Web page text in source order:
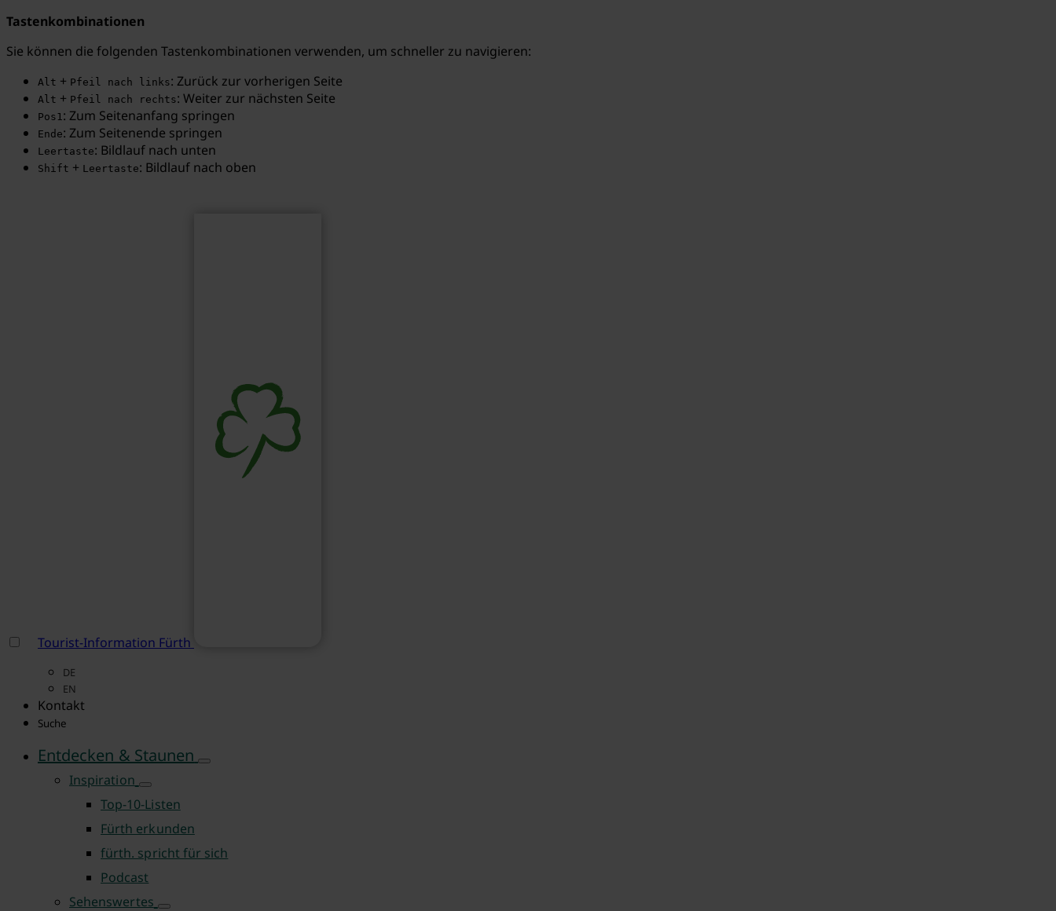
Tastenkombinationen
Sie können die folgenden Tastenkombinationen verwenden, um schneller zu navigieren:
Alt + Pfeil nach links: Zurück zur vorherigen Seite
Alt + Pfeil nach rechts: Weiter zur nächsten Seite
Pos1: Zum Seitenanfang springen
Ende: Zum Seitenende springen
Leertaste: Bildlauf nach unten
Shift + Leertaste: Bildlauf nach oben
Tourist-Information Fürth
DE
EN
Kontakt
Suche
Entdecken & Staunen
Inspiration
Top-10-Listen
Fürth erkunden
fürth. spricht für sich
Podcast
Sehenswertes
Suchbegriff... Suchen